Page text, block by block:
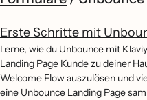
Erste Schritte mit
Lerne, wie du Unbounce mit
Landing Page Kunde zu deiner
Welcome Flow auszulösen und
eine Unbounce Landing Page